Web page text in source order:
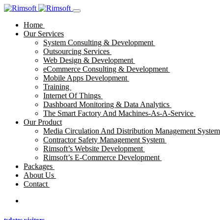
Home
Our Services
System Consulting & Development
Outsourcing Services
Web Design & Development
eCommerce Consulting & Development
Mobile Apps Development
Training
Internet Of Things
Dashboard Monitoring & Data Analytics
The Smart Factory And Machines-As-A-Service
Our Product
Media Circulation And Distribution Management
Contractor Safety Management System
Rimsoft’s Website Development
Rimsoft’s E-Commerce Development
Packages
About Us
Contact